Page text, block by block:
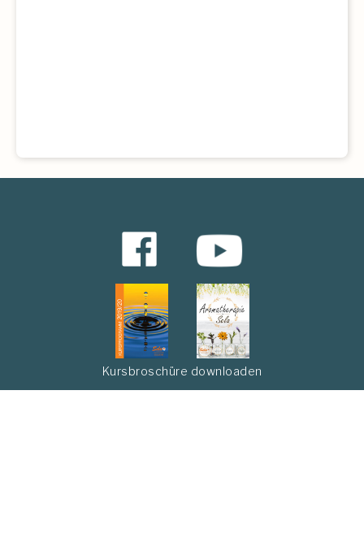
Kursbroschüre downloaden